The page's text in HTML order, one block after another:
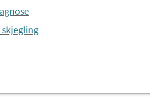
skjegling